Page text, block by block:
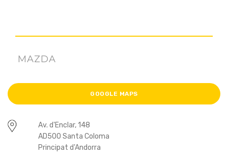
MAZDA
GOOGLE MAPS
Av. d'Enclar, 148
AD500 Santa Coloma
Principat d'Andorra